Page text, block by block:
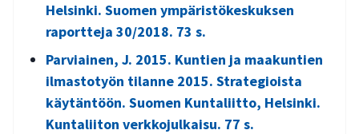
Helsinki. Suomen ympäristökeskuksen
raportteja 30/2018. 73 s.
Parviainen, J. 2015. Kuntien ja maakuntien
ilmastotyön tilanne 2015. Strategioista
käytäntöön. Suomen Kuntaliitto, Helsinki.
Kuntaliiton verkkojulkaisu. 77 s.